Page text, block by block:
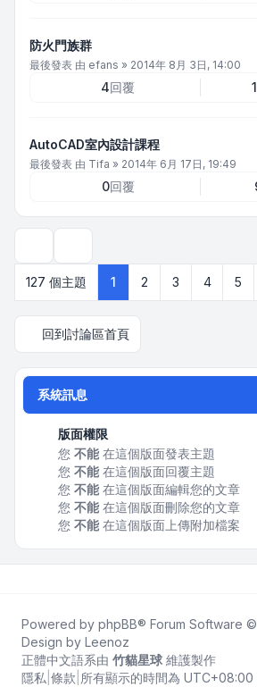
防火門族群
最後發表 由 efans » 2014年 8月 3日, 14:00
4回覆
AutoCAD室內設計課程
最後發表 由 Tifa » 2014年 6月 17日, 19:49
0回覆
127 個主題
1 2 3 4 5
回到討論區首頁
系統訊息
版面權限
您 不能在這個版面發表主題
您 不能在這個版面回覆主題
您 不能在這個版面編輯您的文章
您 不能在這個版面刪除您的文章
您 不能在這個版面上傳附加檔案
Powered by phpBB® Forum Software
Design by Leenoz
正體中文語系由 竹貓星球 維護製作
隱私 條款 所有顯示的時間為 UTC+08:00